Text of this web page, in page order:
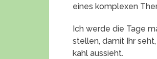
eines komplexen
Ich werde die Tage
stellen, damit Ihr
kahl aussieht.